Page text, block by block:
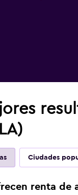
Ciudades
renta de